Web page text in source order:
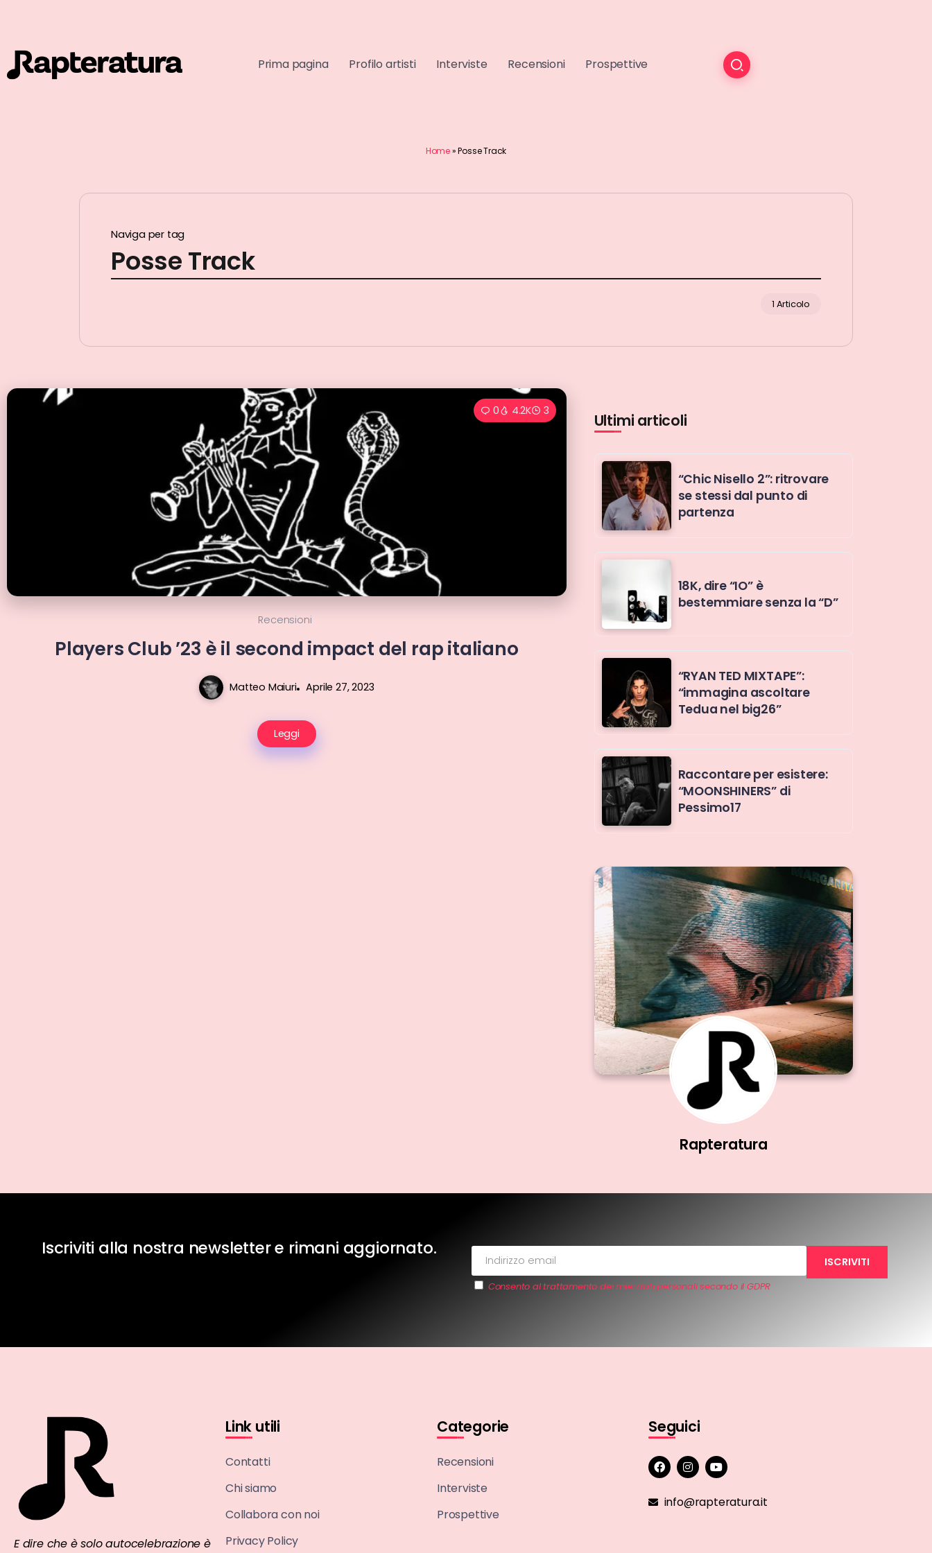
Prima pagina Profilo artisti Interviste Recensioni Prospettive
Home»Posse Track
Naviga per tag
Posse Track
1 Articolo
0 4.2K 3
Recensioni
Players Club ’23 è il second impact del rap italiano
Matteo Maiuri Aprile 27, 2023
Leggi
Ultimi articoli
“Chic Nisello 2”: ritrovare
se stessi dal punto di
partenza
18K, dire “IO” è
bestemmiare senza la “D”
“RYAN TED MIXTAPE”:
“immagina ascoltare
Tedua nel big26”
Raccontare per esistere:
“MOONSHINERS” di
Pessimo17
Rapteratura
Iscriviti alla nostra newsletter e rimani aggiornato.
Consento al trattamento dei miei dati personali secondo il GDPR
E dire che è solo autocelebrazione è
Link utili
Contatti
Chi siamo
Collabora con noi
Privacy Policy
Categorie
Recensioni
Interviste
Prospettive
Seguici
info@rapteratura.it